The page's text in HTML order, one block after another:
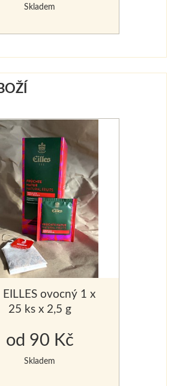
Skladem
EILLES ovocný 1 x
25 ks x 2,5 g
od 90 Kč
Skladem